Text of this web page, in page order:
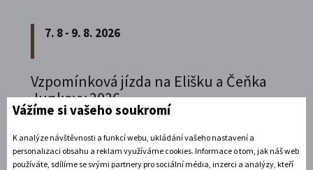
7. 8 - 9. 8. 2026
Vzpomínková jízda na Elišku a Čeňka
Junkovy 2026
vzpomenout na naší první českou závodnici,
Elišku Junkovou.
Vážíme si vašeho soukromí
K analýze návštěvnosti a funkcí webu, ukládání vašeho nastavení a
personalizaci obsahu a reklam využíváme cookies. Informace o tom, jak náš web
používáte, sdílíme se svými partnery pro sociální média, inzerci a analýzy, kteří